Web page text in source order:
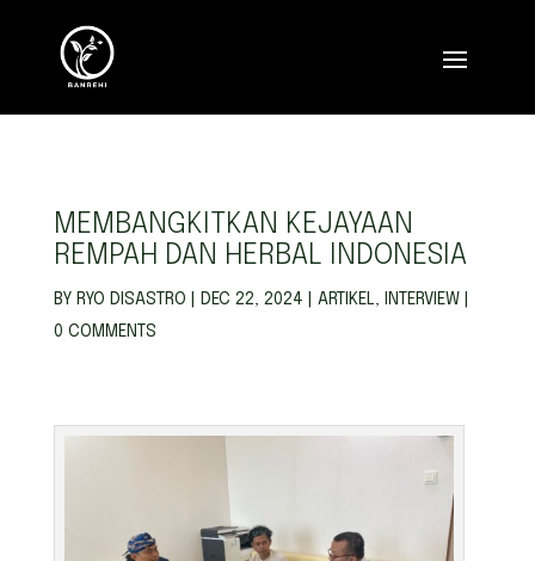
MEMBANGKITKAN KEJAYAAN
REMPAH DAN HERBAL INDONESIA
BY RYO DISASTRO DEC 22, 2024 ARTIKEL, INTERVIEW
0 COMMENTS